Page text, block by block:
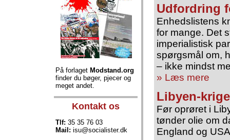
Udfordring
Enhedslistens
for mange. Det
imperialistisk
spørgsmål om,
– ikke mindst
» Læs mere
Libyen-
Før oprøret i
tønder olie om
England og
På forlaget Modstand.org
finder du bøger, pjecer og
meget andet.
Kontakt os
Tlf: 35 35 76 03
Mail: isu@socialister.dk